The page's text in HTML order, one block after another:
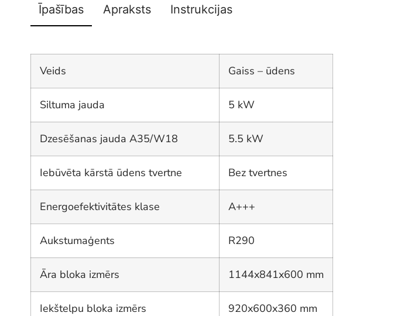
Īpašības Apraksts Instrukcijas
Veids Gaiss – ūdens
Siltuma jauda 5 kW
Dzesēšanas jauda A35/W18 5.5 kW
Iebūvēta kārstā ūdens tvertne Bez tvertnes
Energoefektivitātes klase A+++
Aukstumaģents R290
Āra bloka izmērs 1144x841x600 mm
Iekštelpu bloka izmērs 920x600x360 mm